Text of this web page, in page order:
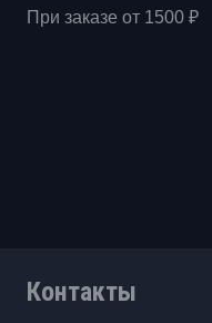
При заказе от 1500 ₽
Контакты